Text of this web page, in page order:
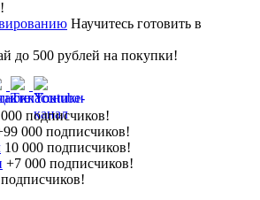
Научитесь готовить в
до 500 рублей на покупки!
подписчиков!
000 подписчиков!
10 000 подписчиков!
+7 000 подписчиков!